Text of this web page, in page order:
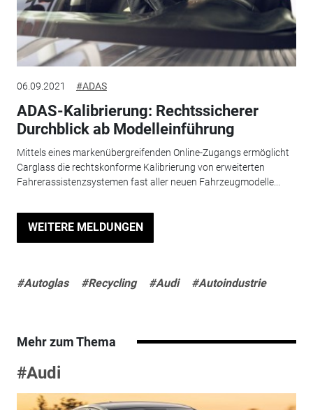
06.09.2021 #ADAS
ADAS-Kalibrierung: Rechtssicherer
Durchblick ab Modelleinführung
Mittels eines markenübergreifenden Online-Zugangs ermöglicht
Carglass die rechtskonforme Kalibrierung von erweiterten
Fahrerassistenzsystemen fast aller neuen Fahrzeugmodelle...
WEITERE MELDUNGEN
#Autoglas #Recycling #Audi #Autoindustrie
Mehr zum Thema
#Audi